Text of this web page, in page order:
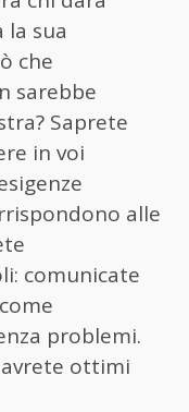
sua
che
sarebbe
Saprete
in voi
alle
comunicate
problemi.
ottimi